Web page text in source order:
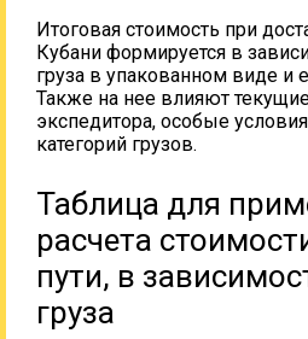
Итоговая стоимость при
Кубани формируется в
груза в упакованном виде и
Также на нее влияют
экспедитора, особые
категорий грузов.
Таблица для
расчета
пути, в
груза